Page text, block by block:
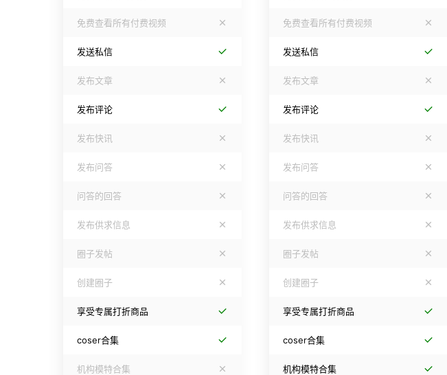
免费查看所有付费视频
发送私信
发布文章
发布评论
发布快讯
发布问答
问答的回答
发布供求信息
圈子发帖
创建圈子
享受专属打折商品
coser合集
机构模特合集
免费查看所有付费视频
发送私信
发布文章
发布评论
发布快讯
发布问答
问答的回答
发布供求信息
圈子发帖
创建圈子
享受专属打折商品
coser合集
机构模特合集